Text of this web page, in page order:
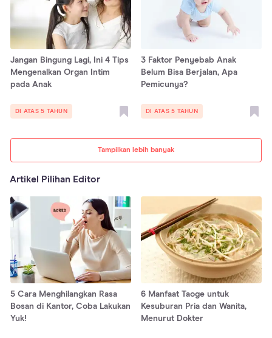
Tampilkan lebih banyak
Jangan Bingung Lagi, Ini 4 Tips
Mengenalkan Organ Intim
pada Anak
DI ATAS 5 TAHUN
3 Faktor Penyebab Anak
Belum Bisa Berjalan, Apa
Pemicunya?
DI ATAS 5 TAHUN
Artikel Pilihan Editor
5 Cara Menghilangkan Rasa
Bosan di Kantor, Coba Lakukan
Yuk!
6 Manfaat Taoge untuk
Kesuburan Pria dan Wanita,
Menurut Dokter